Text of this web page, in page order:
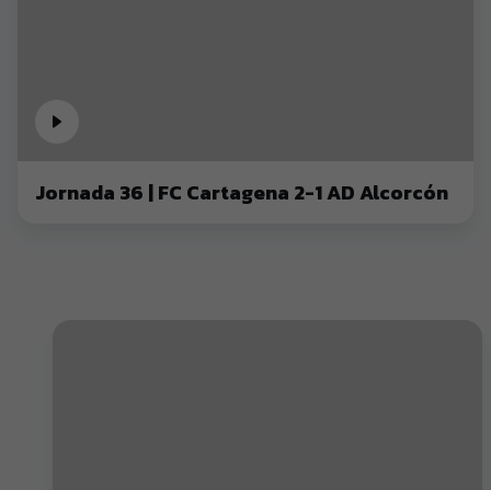
Jornada 36 | FC Cartagena 2-1 AD Alcorcón